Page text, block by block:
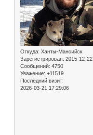
Откуда: Ханты-Мансийск
Зарегистрирован: 2015-12-22
Сообщений: 4750
Уважение: +11519
Последний визит:
2026-03-21 17:29:06